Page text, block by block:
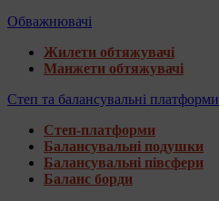
Обважнювачі
Жилети обтяжувачі
Манжети обтяжувачі
Степ та балансувальні платформи
Степ-платформи
Балансувальні подушки
Балансувальні півсфери
Баланс борди